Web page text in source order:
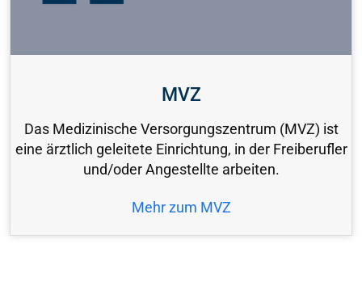
MVZ
Das Medizinische Versorgungszentrum (MVZ) ist
eine ärztlich geleitete Einrichtung, in der Freiberufler
und/oder Angestellte arbeiten.
Mehr zum MVZ